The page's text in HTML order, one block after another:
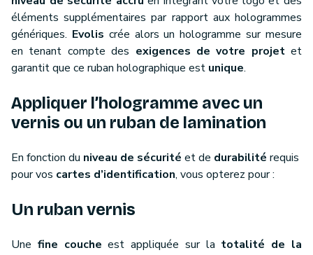
éléments supplémentaires par rapport aux hologrammes
génériques. Evolis crée alors un hologramme sur mesure
en tenant compte des exigences de votre projetet
garantit que ce ruban holographique est unique.
Appliquer l’hologramme avec un
vernis ou un ruban de lamination
En fonction du niveau de sécurité et de durabilité requis
pour vos cartes d’identification, vous opterez pour :
Un ruban vernis
Une fine couche est appliquée sur la totalité de la